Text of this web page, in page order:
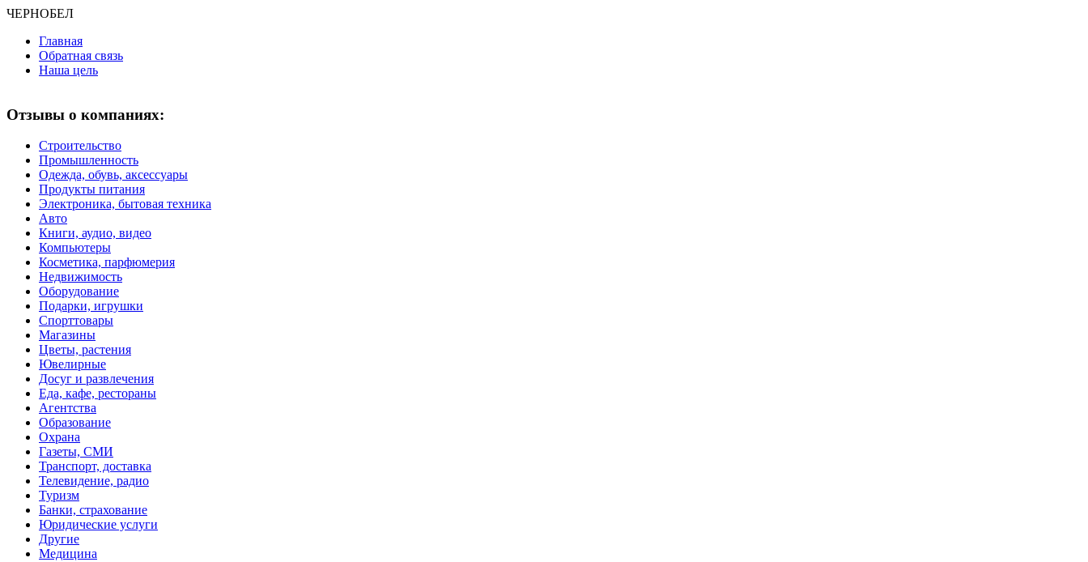
ЧЕРНОБЕЛ
Главная
Обратная связь
Наша цель
Отзывы о компаниях:
Строительство
Промышленность
Одежда, обувь, аксессуары
Продукты питания
Электроника, бытовая техника
Авто
Книги, аудио, видео
Компьютеры
Косметика, парфюмерия
Недвижимость
Оборудование
Подарки, игрушки
Спорттовары
Магазины
Цветы, растения
Ювелирные
Досуг и развлечения
Еда, кафе, рестораны
Агентства
Образование
Охрана
Газеты, СМИ
Транспорт, доставка
Телевидение, радио
Туризм
Банки, страхование
Юридические услуги
Другие
Медицина